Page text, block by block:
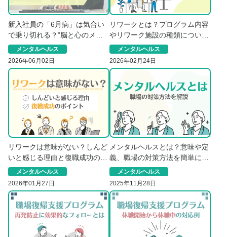
新入社員の「6月病」は気合い
で乗り切れる？‟脳と心のメカ
ニズム”から紐解く対策
メンタルヘルス
2026年06月02日
リワークとは？プログラム内容
やリワーク施設の種類について
解説メンタルヘルス
2026年02月24日
リワークは意味がない？しんど
いと感じる理由と復職成功のポ
イント
メンタルヘルス
2026年01月27日
メンタルヘルスとは？意味や定
義、職場の対策方法を簡単に解
説 メンタルヘルス
2025年11月28日